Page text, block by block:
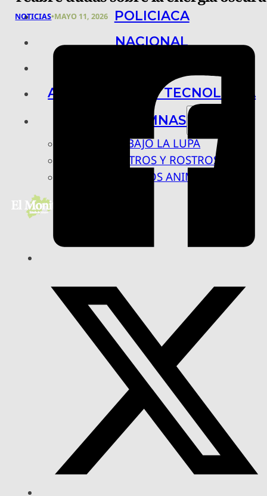
POLICIACA
NACIONAL
ARTE, CIENCIA Y TECNOLOGÍA
COLUMNAS
BAJO LA LUPA
RASTROS Y ROSTROS
VÍNCULOS ANIMALES
NOTICIAS•MAYO 11, 2026